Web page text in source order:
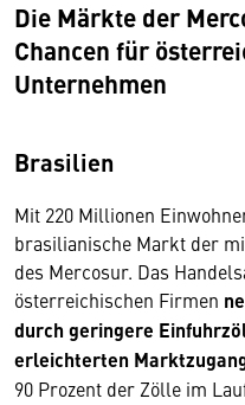
Die Märkte der
Chancen für
Unternehmen
Brasilien
Mit 220 Millionen
brasilianische Markt der
des Mercosur. Das
österreichischen Firmen
durch geringere
erleichterten
90 Prozent der Zölle im